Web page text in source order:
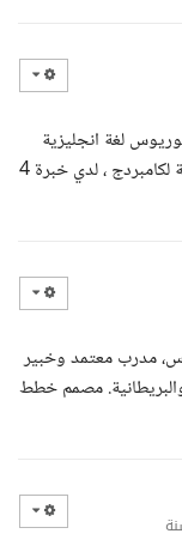
لغة انجليزية
تربية واداب وايضا شهادة معتمدة من مؤسسة تابعة لكامبردج ، لدي خبرة 4
مدرب معتمد وخبير
مصمم خطط